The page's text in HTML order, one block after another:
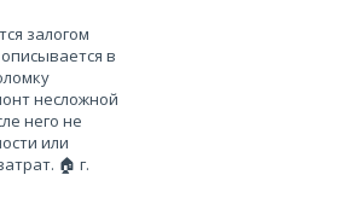
залогом
в
несложной
него не
или
🏠 г.